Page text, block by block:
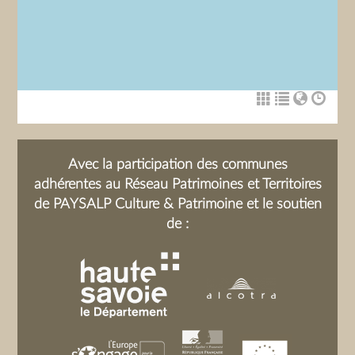
Avec la participation des communes
adhérentes au Réseau Patrimoines et Territoires
de PAYSALP Culture & Patrimoine et le soutien
de :